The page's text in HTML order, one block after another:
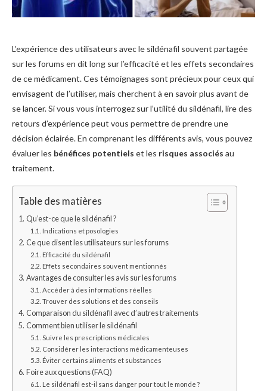
L’expérience des utilisateurs avec le sildénafil souvent partagée
sur les forums en dit long sur l’efficacité et les effets secondaires
de ce médicament. Ces témoignages sont précieux pour ceux qui
envisagent de l’utiliser, mais cherchent à en savoir plus avant de
se lancer. Si vous vous interrogez sur l’utilité du sildénafil, lire des
retours d’expérience peut vous permettre de prendre une
décision éclairée. En comprenant les différents avis, vous pouvez
évaluer les bénéfices potentiels et les risques associés au
traitement.
Table des matières
Qu’est-ce que le sildénafil ?
Indications et posologies
Ce que disent les utilisateurs sur les forums
Efficacité du sildénafil
Effets secondaires souvent mentionnés
Avantages de consulter les avis sur les forums
Accéder à des informations réelles
Trouver des solutions et des conseils
Comparaison du sildénafil avec d’autres traitements
Comment bien utiliser le sildénafil
Suivre les prescriptions médicales
Considérer les interactions médicamenteuses
Éviter certains aliments et substances
Foire aux questions (FAQ)
Le sildénafil est-il sans danger pour tout le monde ?